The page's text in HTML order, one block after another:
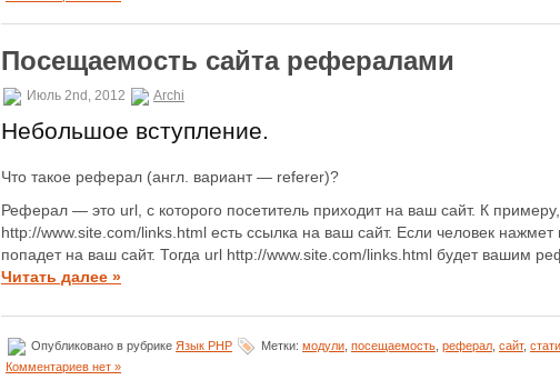
Посещаемость сайта рефералами
Июль 2nd, 2012 Archi
Небольшое вступление.
Что такое реферал (англ. вариант — referer)?
Реферал — это url, с которого посетитель приходит на ваш сайт. К
http://www.site.com/links.html есть ссылка на ваш сайт. Если человек нажмет
попадет на ваш сайт. Тогда url http://www.site.com/links.html будет вашим
Читать далее »
Опубликовано в рубрике Язык PHP Метки: модули посещаемость реферал сайт,
Комментариев нет »